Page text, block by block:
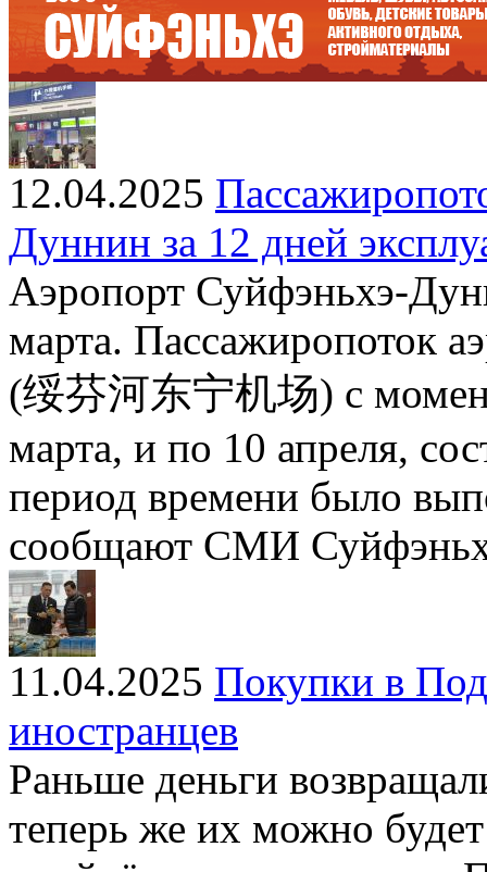
12.04.2025
Дуннин за 12 дней
Аэропорт Суйфэньхэ-
марта. Пассажиропоток
(绥芬河东宁机场) с
марта, и по 10 апреля,
период времени было
сообщают СМИ
11.04.2025 Покупки в
иностранцев
Раньше деньги
теперь же их можно будет